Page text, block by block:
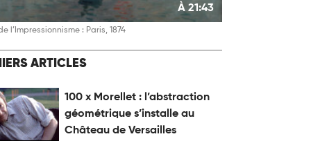
À 21:43
l’Impressionnisme : Paris, 1874
ARTICLES
100 x Morellet : l’abstraction
géométrique s’installe au
Château de Versailles